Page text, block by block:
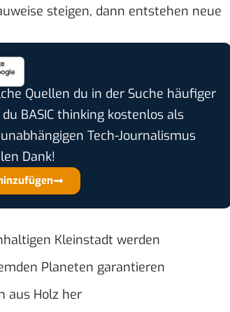
steigen, dann entstehen neue
Quellen du in der Suche häufiger
BASIC thinking kostenlos als
Tech-Journalismus
Dank!
Kleinstadt werden
Planeten garantieren
aus Holz her